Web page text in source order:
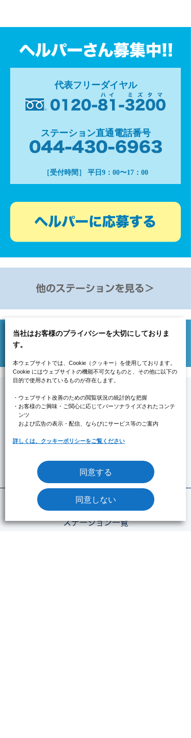
代表フリーダイヤル
ステーション直通電話番号
［受付時間］ 平日9：00〜17：00
ステーション情報
みずたま介護ステーションTOP
ステーション一覧
当社はお客様のプライバシーを大切にしておりま
す。
本ウェブサイトでは、Cookie（クッキー）を使用しております。
Cookie にはウェブサイトの機能不可欠なものと、その他に以下の
目的で使用されているものが存在します。
・ウェブサイト改善のための閲覧状況の統計的な把握
・お客様のご興味・ご関心に応じてパーソナライズされたコンテ
ンツ
および広告の表示・配信、ならびにサービス等のご案内
詳しくは、クッキーポリシーをご覧ください
同意する
同意しない